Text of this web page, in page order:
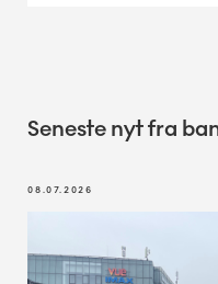
Seneste nyt fra
08.07.2026